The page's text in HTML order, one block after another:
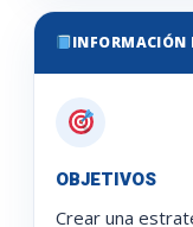
INFORMACIÓN
OBJETIVOS
Crear una